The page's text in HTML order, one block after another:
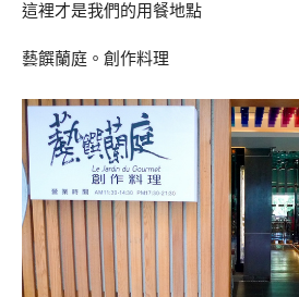
這裡才是我們的用餐地點
藝饌蘭庭。創作料理